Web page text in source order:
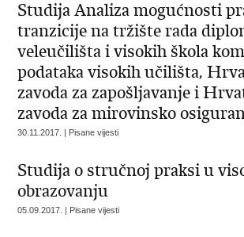
Studija Analiza mogućnosti
tranzicije na tržište rada
veleučilišta i visokih škola
podataka visokih učilišta,
zavoda za zapošljavanje i
zavoda za mirovinsko
30.11.2017. | Pisane vijesti
Studija o stručnoj praksi u
obrazovanju
05.09.2017. | Pisane vijesti